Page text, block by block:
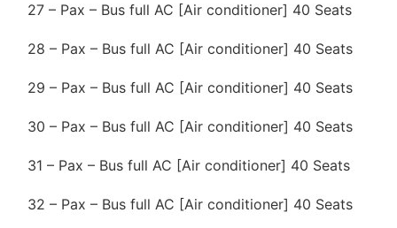
27 – Pax – Bus full AC [Air conditioner] 40 Seats
28 – Pax – Bus full AC [Air conditioner] 40 Seats
29 – Pax – Bus full AC [Air conditioner] 40 Seats
30 – Pax – Bus full AC [Air conditioner] 40 Seats
31 – Pax – Bus full AC [Air conditioner] 40 Seats
32 – Pax – Bus full AC [Air conditioner] 40 Seats